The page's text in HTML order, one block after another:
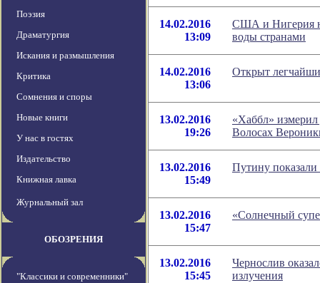
Поэзия
Драматургия
Искания и размышления
Критика
Сомнения и споры
Новые книги
У нас в гостях
Издательство
Книжная лавка
Журнальный зал
ОБОЗРЕНИЯ
"Классики и современники"
14.02.2016
13:09
США и Нигерия
воды странами
14.02.2016
13:06
Открыт
13.02.2016
19:26
«Хаббл»
Волосах
13.02.2016
15:49
Путину показали
13.02.2016
15:47
«Солнечный
13.02.2016
15:45
Чернослив
излучения